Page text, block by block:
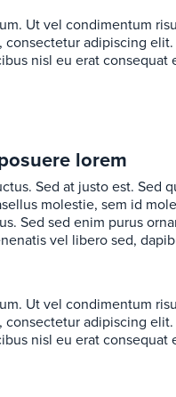
Ut vel condimentum
adipiscing
nisl eu erat consequat
lorem
Sed at justo est. Sed
molestie, sem id
Sed sed enim purus
vel libero sed,
Ut vel condimentum
adipiscing
nisl eu erat consequat